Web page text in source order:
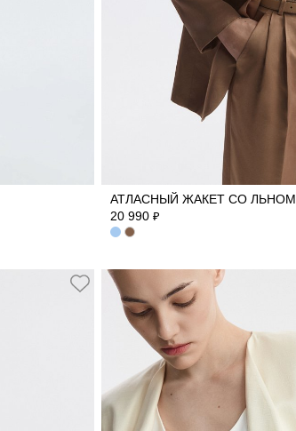
АТЛАСНЫЙ ЖАКЕТ СО ЛЬНОМ
20 990 ₽